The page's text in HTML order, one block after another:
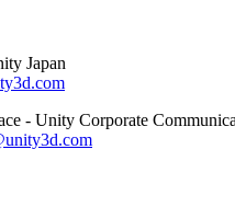
Japan
- Unity Corporate